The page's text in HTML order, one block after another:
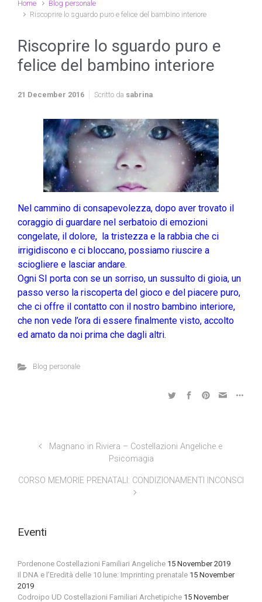
Home
Blog personale
Riscoprire lo sguardo puro e felice del bambino interiore
Riscoprire lo sguardo puro e
felice del bambino interiore
21 December 2016 Scritto da sabrina
Nel cammino di consapevolezza, dopo aver trovato il
coraggio di guardare nel serbatoio di emozioni
congelate, il dolore, la tristezza e la rabbia che ci
irrigidiscono e ci bloccano, possiamo riuscire a
sciogliere e lasciar andare.
Ogni SI porta con se un sorriso, un sussulto di gioia, un
passo verso la riscoperta del gioco e del piacere puro,
che ci offre il contatto con il nostro bambino interiore,
che non vede l’ora di essere finalmente visto, accolto
ed amato da noi prima che dagli altri.
Blog personale
Magnano in Riviera – Costellazioni Angeliche e
Psicomagia
CORSO MEMORIE PRENATALI: CONDIZIONAMENTI INCONSCI
Eventi
Pordenone Costellazioni Familiari Angeliche 15 November 2019
Il DNA e l’Eredità delle 10 lune: Imprinting prenatale 15 November
2019
Codroipo UD Costellazioni Familiari Archetipiche 15 November